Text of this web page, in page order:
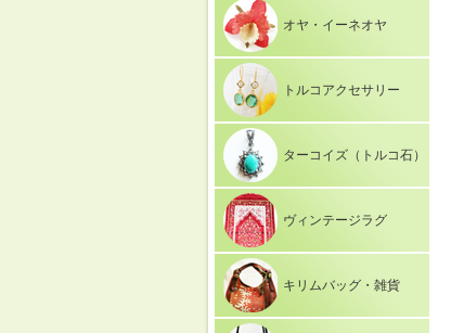
オヤ・イーネオヤ
トルコアクセサリー
ターコイズ（トルコ石）
ヴィンテージラグ
キリムバッグ・雑貨